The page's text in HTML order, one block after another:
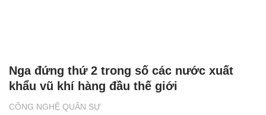
CÔNG NGHỆ QUÂN SỰ
Nga đứng thứ 2 trong số các nước xuất
khẩu vũ khí hàng đầu thế giới